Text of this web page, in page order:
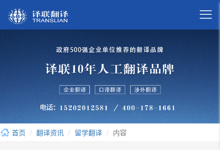

首页 翻译资讯 留学翻译 内容